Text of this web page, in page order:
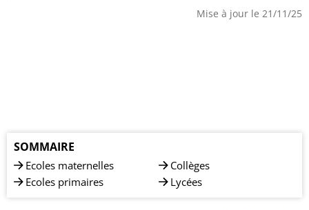
Mise à jour le 21/11/25
SOMMAIRE
Ecoles maternelles
Ecoles primaires
Collèges
Lycées